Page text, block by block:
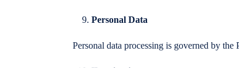
Personal Data
Personal data processing is governed by